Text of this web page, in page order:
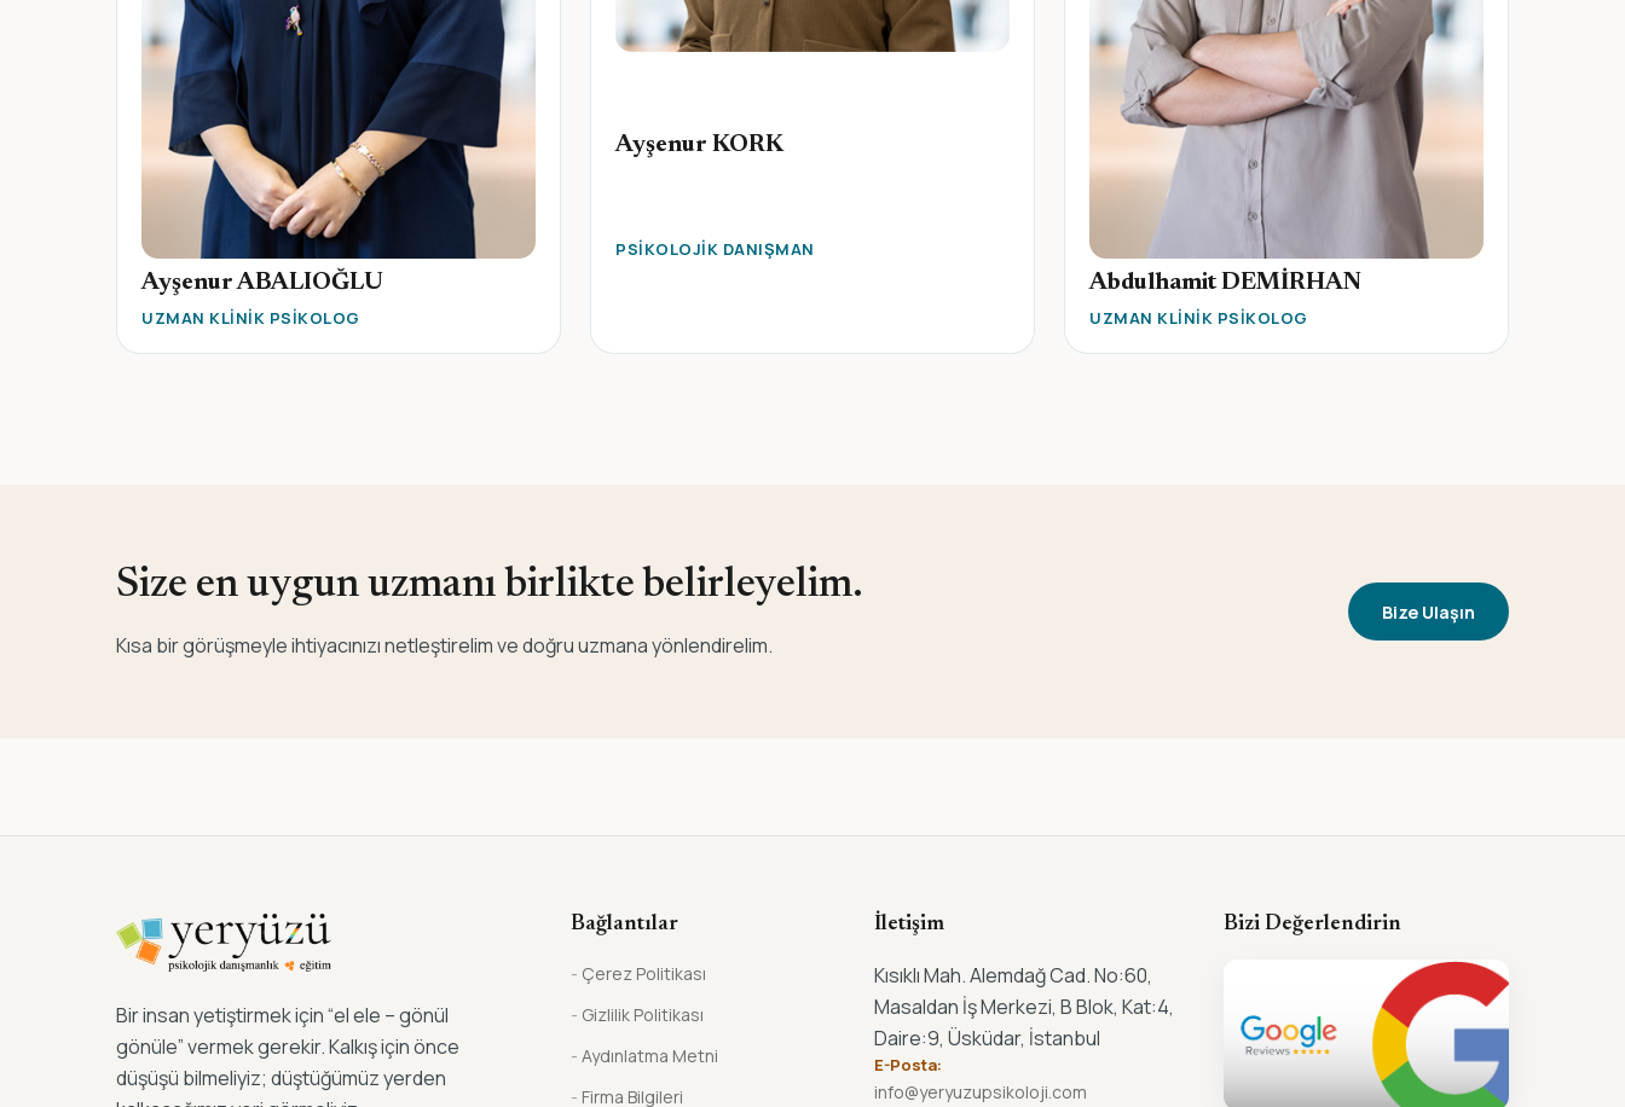
Ayşenur ABALIOĞLU
UZMAN KLINIK PSIKOLOG
Ayşenur KORK
PSIKOLOJIK DANIŞMAN
Abdulhamit DEMİRHAN
UZMAN KLINIK PSIKOLOG
Size en uygun uzmanı birlikte belirleyelim.
Kısa bir görüşmeyle ihtiyacınızı netleştirelim ve doğru uzmana yönlendirelim.
Bize Ulaşın
Bir insan yetiştirmek için “el ele – gönül
gönüle” vermek gerekir. Kalkış için önce
düşüşü bilmeliyiz; düştüğümüz yerden
Bağlantılar
Çerez Politikası
Gizlilik Politikası
Aydınlatma Metni
Firma Bilgileri
İletişim
Kısıklı Mah. Alemdağ Cad. No:60,
Masaldan İş Merkezi, B Blok, Kat:4,
Daire:9, Üsküdar, İstanbul
E-Posta:
info@yeryuzupsikoloji.com
Bizi Değerlendirin